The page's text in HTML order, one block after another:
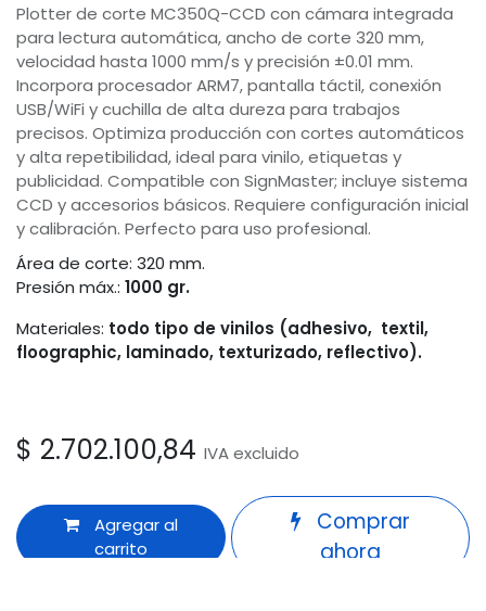
Plotter de corte MC350Q-CCD con cámara integrada
para lectura automática, ancho de corte 320 mm,
velocidad hasta 1000 mm/s y precisión ±0.01 mm.
Incorpora procesador ARM7, pantalla táctil, conexión
USB/WiFi y cuchilla de alta dureza para trabajos
precisos. Optimiza producción con cortes automáticos
y alta repetibilidad, ideal para vinilo, etiquetas y
publicidad. Compatible con SignMaster; incluye sistema
CCD y accesorios básicos. Requiere configuración inicial
y calibración. Perfecto para uso profesional.
Área de corte: 320 mm.
Presión máx.: 1000 gr.
Materiales: todo tipo de vinilos (adhesivo, textil,
floographic, laminado, texturizado, reflectivo).
$ 2.702.100,84 IVA excluido
Agregar al
carrito
Comprar
ahora